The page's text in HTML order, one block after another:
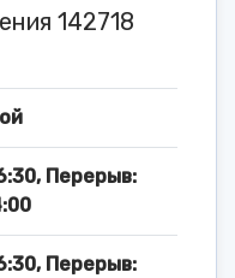
142718
Перерыв:
Перерыв: